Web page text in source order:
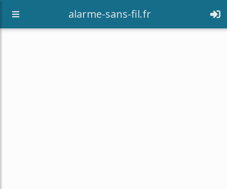
alarme-sans-fil.fr